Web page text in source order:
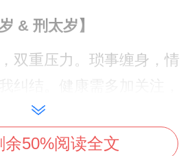
& 刑太岁】
双重压力。琐事缠身，情
切忌冲动。
星】
余50%阅读全文